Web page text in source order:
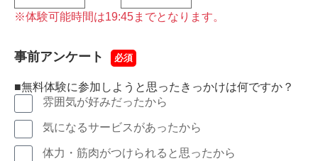
※体験可能時間は19:45までとなります。
事前アンケート 必須
■無料体験に参加しようと思ったきっかけは何ですか？
雰囲気が好みだったから
気になるサービスがあったから
体力・筋肉がつけられると思ったから